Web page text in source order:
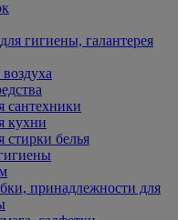
гигиены, галантерея
сантехники
кухни
стирки белья
принадлежности для